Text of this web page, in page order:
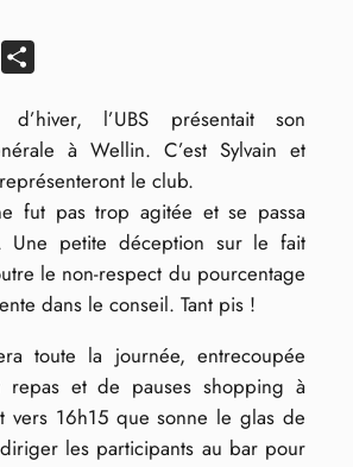
Email
l’UBS présentait son
à Wellin. C’est Sylvain et
le club.
fut pas trop agitée et se passa
Une petite déception sur le fait
le non-respect du pourcentage
dans le conseil. Tant pis !
toute la journée, entrecoupée
repas et de pauses shopping à
vers 16h15 que sonne le glas de
les participants au bar pour